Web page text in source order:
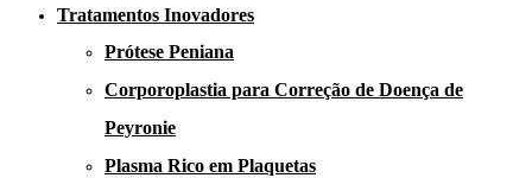
Tratamentos Inovadores
Prótese Peniana
Corporoplastia para Correção de Doença de
Peyronie
Plasma Rico em Plaquetas